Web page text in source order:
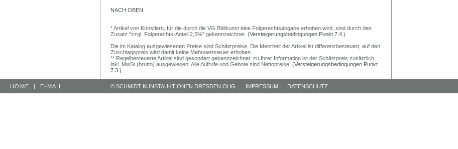
NACH OBEN
* Artikel von Künstlern, für die durch die VG Bildkunst eine Folgerechtsabgabe erhoben wird, sind durch den
Zusatz "zzgl. Folgerechts-Anteil 2,5%" gekennzeichnet. (Versteigerungsbedingungen Punkt 7.4.)
Die im Katalog ausgewiesenen Preise sind Schätzpreise. Die Mehrheit der Artikel ist differenzbesteuert, auf den
Zuschlagspreis wird damit keine Mehrwertsteuer erhoben.
** Regelbesteuerte Artikel sind gesondert gekennzeichnet, zu Ihrer Information ist der Schätzpreis zusätzlich
inkl. MwSt (brutto) ausgewiesen. Alle Aufrufe und Gebote sind Nettopreise. (Versteigerungsbedingungen Punkt
7.3.)
HOME | E-MAIL © SCHMIDT KUNSTAUKTIONEN DRESDEN OHG IMPRESSUM | DATENSCHUTZ